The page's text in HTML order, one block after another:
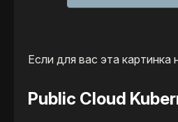
Если для вас эта картинка
Public Cloud